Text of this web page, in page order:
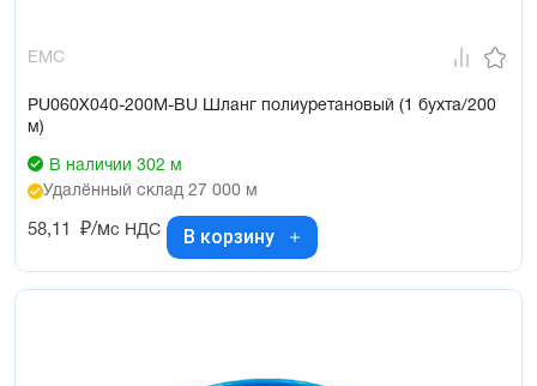
EMC
PU060X040-200M-BU Шланг полиуретановый (1 бухта/200
м)
В наличии 302 м
Удалённый склад 27 000 м
58,11 ₽/мс НДС В корзину